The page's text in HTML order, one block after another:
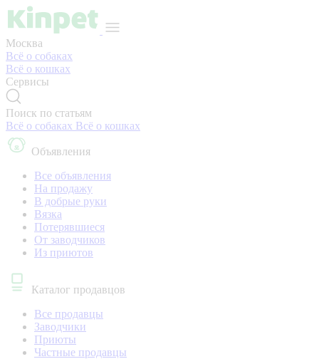
Москва
Всё о собаках
Всё о кошках
Сервисы
Поиск по статьям
Всё о собаках Всё о кошках
Объявления
Все объявления
На продажу
В добрые руки
Вязка
Потерявшиеся
От заводчиков
Из приютов
Каталог продавцов
Все продавцы
Заводчики
Приюты
Частные продавцы